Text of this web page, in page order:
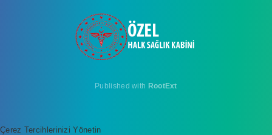
Published with RootExt
Çerez Tercihlerinizi Yönetin